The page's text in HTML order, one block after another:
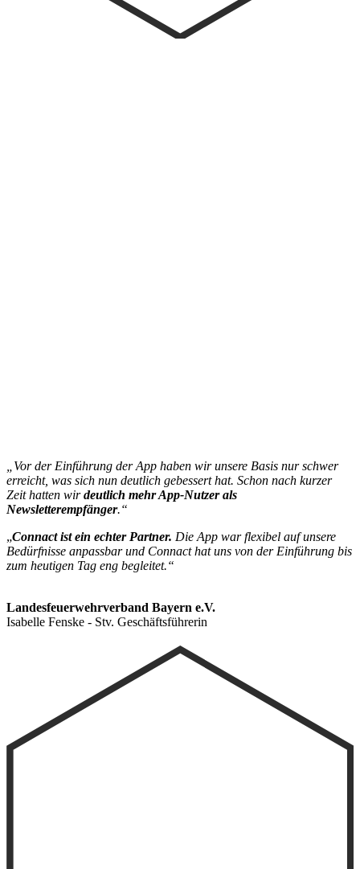
„Vor der Einführung der App haben wir unsere Basis nur schwer
erreicht, was sich nun deutlich gebessert hat. Schon nach kurzer
Zeit hatten wirdeutlich mehr App-Nutzer als
Newsletterempfänger.“
„Connact ist ein echter Partner. Die App war flexibel auf unsere
Bedürfnisse anpassbar und Connact hat uns von der Einführung bis
zum heutigen Tag eng begleitet.“
Landesfeuerwehrverband Bayern e.V.
Isabelle Fenske - Stv. Geschäftsführerin